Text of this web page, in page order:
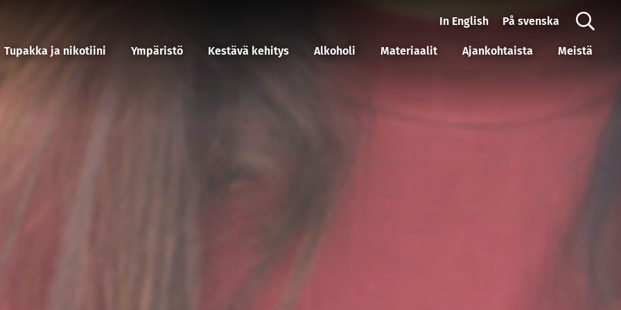
Tupakka ja nikotiini Ympäristö Kestävä kehitys Alkoholi Materiaalit Ajankohtaista Meistä
In English På svenska